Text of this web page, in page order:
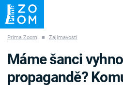
ZÁHADY VETŘELCI DÁVNOVĚKU
Prima Zoom ■ Zajímavosti
Máme šanci
propagandě?